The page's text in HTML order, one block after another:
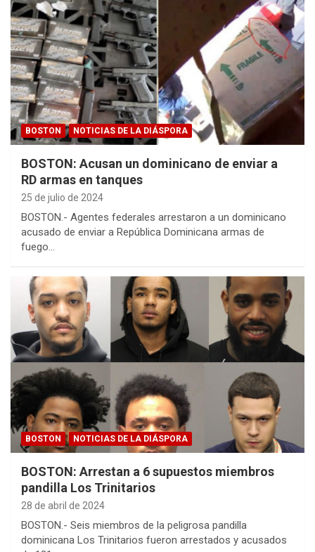
BOSTON NOTICIAS DE LA DIÁSPORA
BOSTON: Acusan un dominicano de enviar a
RD armas en tanques
25 de julio de 2024
BOSTON.- Agentes federales arrestaron a un dominicano
acusado de enviar a República Dominicana armas de
fuego…
BOSTON NOTICIAS DE LA DIÁSPORA
BOSTON: Arrestan a 6 supuestos miembros
pandilla Los Trinitarios
28 de abril de 2024
BOSTON.- Seis miembros de la peligrosa pandilla
dominicana Los Trinitarios fueron arrestados y acusados